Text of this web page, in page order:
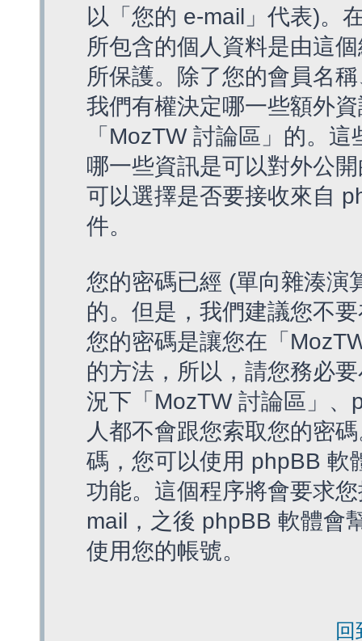
以「您的 e-mail」代表)。
所包含的個人資料是由這
所保護。除了您的會員名
我們有權決定哪一些額外
「MozTW 討論區」的。
哪一些資訊是可以對外公
可以選擇是否要接收來自
件。
您的密碼已經 (單向雜湊演
的。但是，我們建議您不
您的密碼是讓您在「
的方法，所以，請您務必
況下「MozTW 討論區」
人都不會跟您索取您的密
碼，您可以使用 phpBB 軟
功能。這個程序將會要求
mail，之後 phpBB 軟體會
使用您的帳號。